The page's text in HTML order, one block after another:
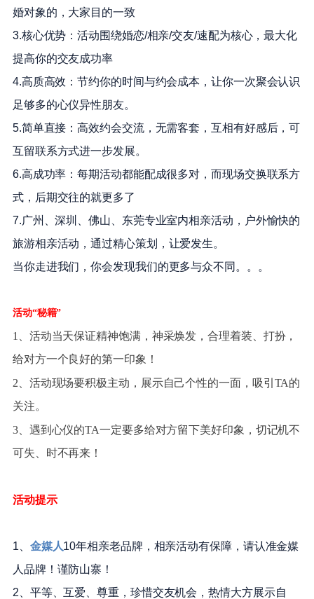
婚对象的，大家目的一致
3.核心优势：活动围绕婚恋/相亲/交友/速配为核心，最大化
提高你的交友成功率
4.高质高效：节约你的时间与约会成本，让你一次聚会认识
足够多的心仪异性朋友。
5.简单直接：高效约会交流，无需客套，互相有好感后，可
互留联系方式进一步发展。
6.高成功率：每期活动都能配成很多对，而现场交换联系方
式，后期交往的就更多了
7.广州、深圳、佛山、东莞专业室内相亲活动，户外愉快的
旅游相亲活动，通过精心策划，让爱发生。
当你走进我们，你会发现我们的更多与众不同。。。
活动“秘籍”
1、活动当天保证精神饱满，神采焕发，合理着装、打扮，
给对方一个良好的第一印象！
2、活动现场要积极主动，展示自己个性的一面，吸引TA的
关注。
3、遇到心仪的TA一定要多给对方留下美好印象，切记机不
可失、时不再来！
活动提示
1、 金媒人10年相亲老品牌，相亲活动有保障，请认准金媒
人品牌！谨防山寨！
2、平等、互爱、尊重，珍惜交友机会，热情大方展示自